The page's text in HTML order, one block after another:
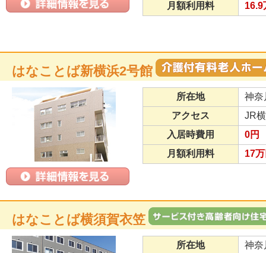
月額利用料
16.9
はなことば新横浜2号館
所在地
神奈
アクセス
JR
入居時費用
0円
月額利用料
17
はなことば横須賀衣笠
所在地 神奈